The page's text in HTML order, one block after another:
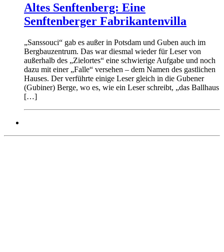
Altes Senftenberg: Eine
Senftenberger Fabrikantenvilla
„Sanssouci“ gab es außer in Potsdam und Guben auch im
Bergbauzentrum. Das war diesmal wieder für Leser von
außerhalb des „Zielortes“ eine schwierige Aufgabe und noch
dazu mit einer „Falle“ versehen – dem Namen des gastlichen
Hauses. Der verführte einige Leser gleich in die Gubener
(Gubiner) Berge, wo es, wie ein Leser schreibt, „das Ballhaus
[…]